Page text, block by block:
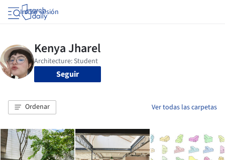
Iniciar sesión
Seguir
Ordenar Ver todas las carpetas